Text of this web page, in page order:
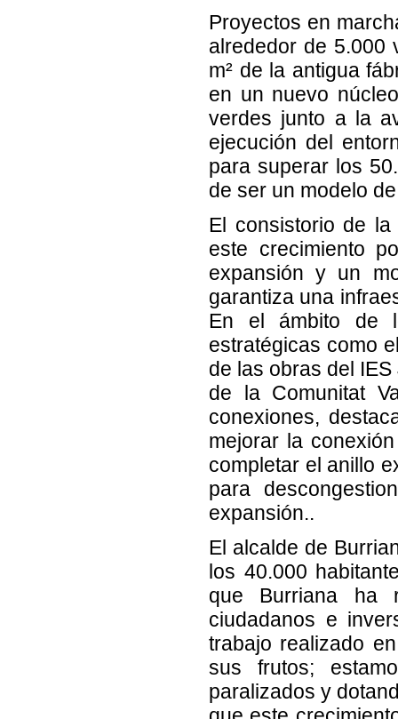
Proyectos en
alrededor de 5.000
m² de la antigua
en un nuevo
verdes junto a la
ejecución del
para superar los
de ser un modelo
El consistorio de
este crecimiento
expansión y un
garantiza una
En el ámbito de
estratégicas como
de las obras del
de la Comunitat
conexiones,
mejorar la
completar el anillo
para
expansión..
El alcalde de
los 40.000
que Burriana ha
ciudadanos e
trabajo realizado
sus frutos;
paralizados y